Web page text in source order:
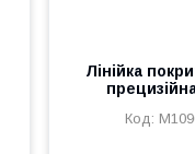
Лінійка